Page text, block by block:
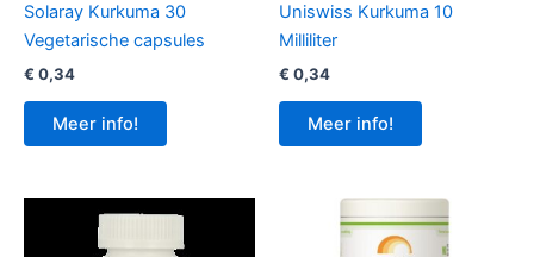
Solaray Kurkuma 30
Vegetarische capsules
€ 0,34
Meer info!
Uniswiss Kurkuma 10
Milliliter
€ 0,34
Meer info!